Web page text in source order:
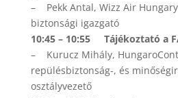
– Pekk Antal, Wizz Air
biztonsági igazgató
10:45 – 10:55 Tájékoztató a
– Kurucz Mihály,
repülésbiztonság-, és
osztályvezető